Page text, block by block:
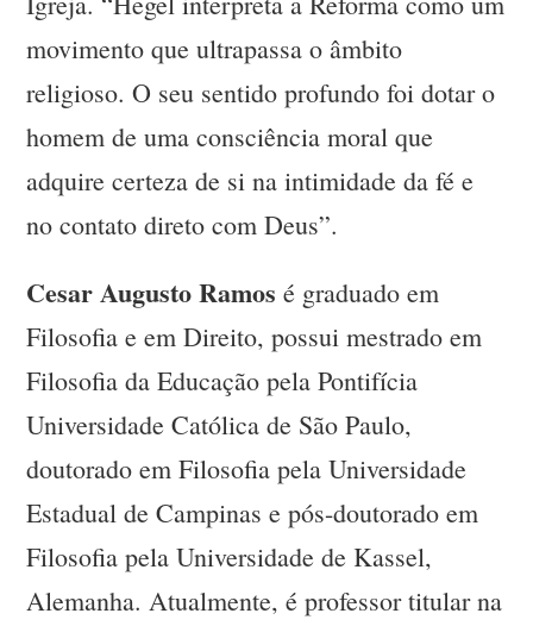
movimento que ultrapassa o âmbito
religioso. O seu sentido profundo foi dotar o
homem de uma consciência moral que
adquire certeza de si na intimidade da fé e
no contato direto com Deus”.
Cesar Augusto Ramos é graduado em
Filosofia e em Direito, possui mestrado em
Filosofia da Educação pela Pontifícia
Universidade Católica de São Paulo,
doutorado em Filosofia pela Universidade
Estadual de Campinas e pós-doutorado em
Filosofia pela Universidade de Kassel,
Alemanha. Atualmente, é professor titular na